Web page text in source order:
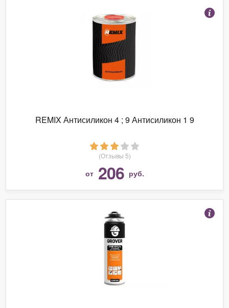
REMIX Антисиликон 4 ; 9 Антисиликон 1 9
(Отзывы 5)
от 206 руб.